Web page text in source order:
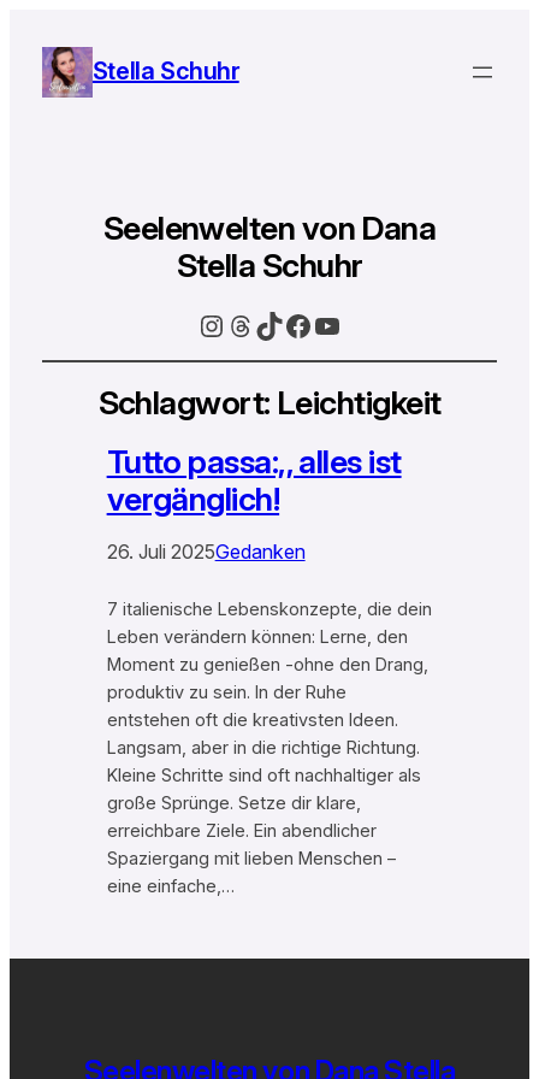
Stella Schuhr
Seelenwelten von Dana
Stella Schuhr
Instagram
Threads
TikTok
Facebook
YouTube
Schlagwort: Leichtigkeit
Tutto passa:,, alles ist
vergänglich!
26. Juli 2025Gedanken
7 italienische Lebenskonzepte, die dein
Leben verändern können: Lerne, den
Moment zu genießen -ohne den Drang,
produktiv zu sein. In der Ruhe
entstehen oft die kreativsten Ideen.
Langsam, aber in die richtige Richtung.
Kleine Schritte sind oft nachhaltiger als
große Sprünge. Setze dir klare,
erreichbare Ziele. Ein abendlicher
Spaziergang mit lieben Menschen –
eine einfache,…
Seelenwelten von Dana Stella